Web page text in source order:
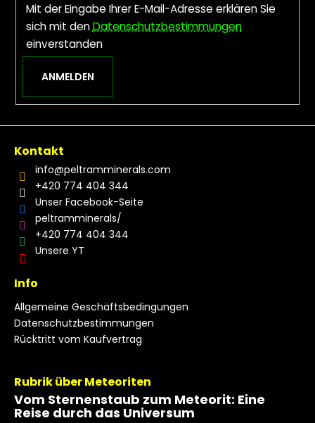
Mit der Eingabe Ihrer E-Mail-Adresse erklären Sie
sich mit denDatenschutzbestimmungen
einverstanden
ANMELDEN
Kontakt
info@peltramminerals.com
+420 774 404 344
Unser Facebook-Seite
peltramminerals/
+420 774 404 344
Unsere YT
Info
Allgemeine Geschäftsbedingungen
Datenschutzbestimmungen
Rücktritt vom Kaufvertrag
Rubrik über Meteoriten
Vom Sternenstaub zum Meteorit: Eine
Reise durch das Universum